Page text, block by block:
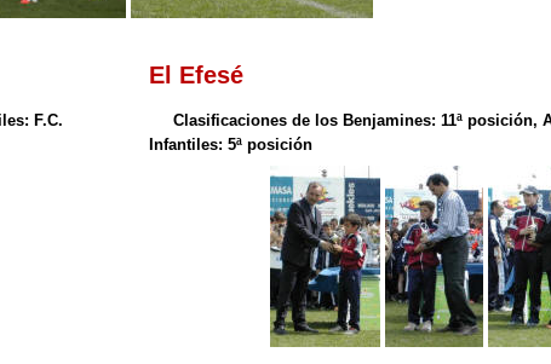
F.C.
El Efesé
Clasificaciones de los Benjamines: 11ª posición,
Infantiles: 5ª posición